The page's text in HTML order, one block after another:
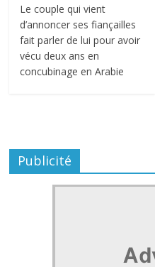
Le couple qui vient
d’annoncer ses fiançailles
fait parler de lui pour avoir
vécu deux ans en
concubinage en Arabie
Publicité